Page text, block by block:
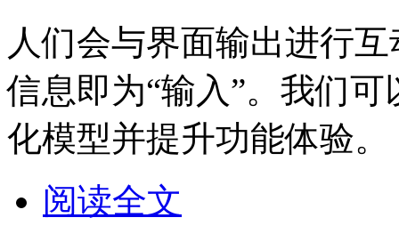
人们会与界面输出进行
信息即为“输入”。我们
化模型并提升功能体验。
阅读全文